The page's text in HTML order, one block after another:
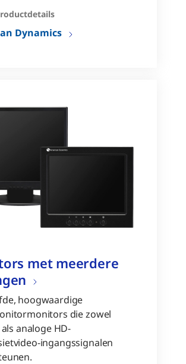
Dynamics
met meerdere
hoogwaardige
die zowel
analoge HD-
ingangssignalen